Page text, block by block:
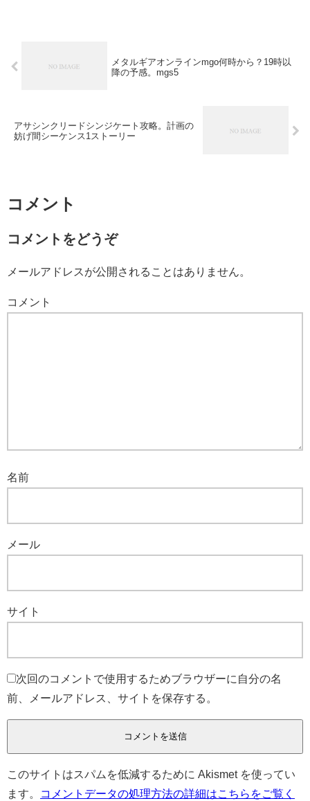
メタルギアオンラインmgo何時から？19時以
降の予感。mgs5
アサシンクリードシンジケート攻略。計画の
妨げ間シーケンス1ストーリー
コメント
コメントをどうぞ
メールアドレスが公開されることはありません。
コメント
名前
メール
サイト
次回のコメントで使用するためブラウザーに自分の名
前、メールアドレス、サイトを保存する。
このサイトはスパムを低減するために Akismet を使ってい
ます。
コメントデータの処理方法の詳細はこちらをご覧く